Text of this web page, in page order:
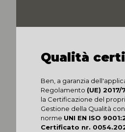
Qualità
Ben, a garanzia
Regolamento (UE) 2017/
la Certificazione del
Gestione della Qualità con
norme UNI EN ISO
Certificato nr.